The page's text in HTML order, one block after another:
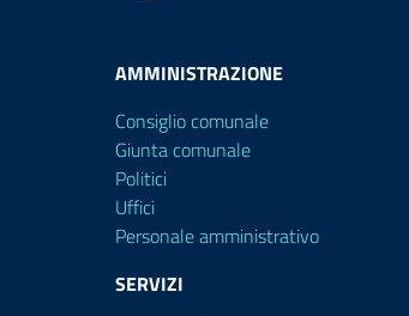
AMMINISTRAZIONE
Consiglio comunale
Giunta comunale
Politici
Uffici
Personale amministrativo
SERVIZI